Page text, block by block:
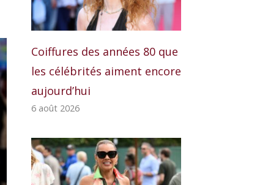
Coiffures des années 80 que
les célébrités aiment encore
aujourd’hui
6 août 2026